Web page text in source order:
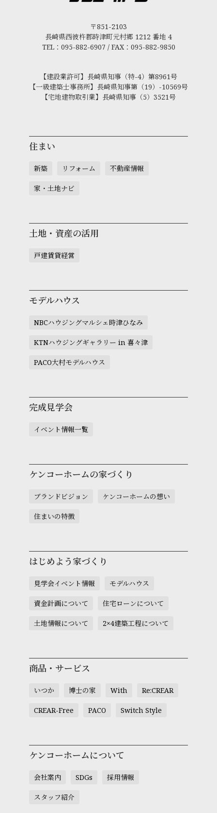
〒851-2103
長崎県西彼杵郡時津町元村郷 1212 番地 4
TEL：095-882-6907 / FAX：095-882-9850
【建設業許可】長崎県知事（特-4）第8961号
【一級建築士事務所】長崎県知事第（19）-10569号
【宅地建物取引業】長崎県知事（5）3521号
住まい
新築 リフォーム 不動産情報
家・土地ナビ
土地・資産の活用
戸建賃貸経営
モデルハウス
NBCハウジングマルシェ時津ひなみ
KTNハウジングギャラリー in 喜々津
PACO大村モデルハウス
完成見学会
イベント情報一覧
ケンコーホームの家づくり
ブランドビジョン ケンコーホームの想い
住まいの特徴
はじめよう家づくり
見学会イベント情報 モデルハウス
資金計画について 住宅ローンについて
土地情報について 2×4建築工程について
商品・サービス
いつか 博士の家 With Re:CREAR
CREAR-Free PACO Switch Style
ケンコーホームについて
会社案内 SDGs 採用情報
スタッフ紹介